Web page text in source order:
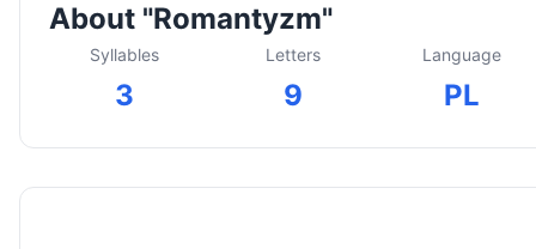
About "Romantyzm"
Syllables
3
Letters
9
Language
PL